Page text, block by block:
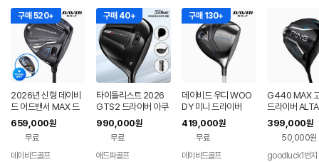
구매 520+
2026년 신형 데이비
드 어드밴서 MAX 드
라이버
659,000원
무료
데이비드골프
구매 40+
타이틀리스트 2026
GTS2 드라이버 아쿠
쉬네트코리아
990,000원
무료
애드파골프
구매 130+
데이비드 우디 WOO
DY 미니 드라이버
419,000원
무료
데이비드골프
G440 MAX
드라이버
BLUE
399,000원
50,000원
goodluck1번지